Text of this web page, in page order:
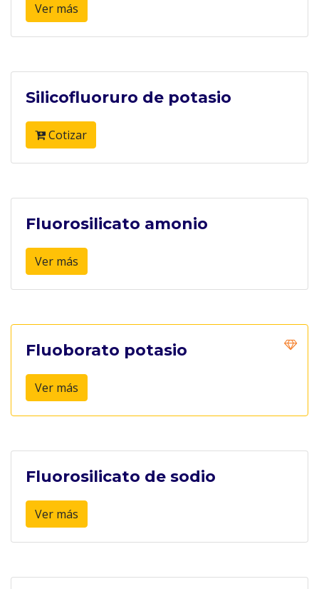
Ver más
Silicofluoruro de potasio
Cotizar
Fluorosilicato amonio
Ver más
Fluoborato potasio
Ver más
Fluorosilicato de sodio
Ver más